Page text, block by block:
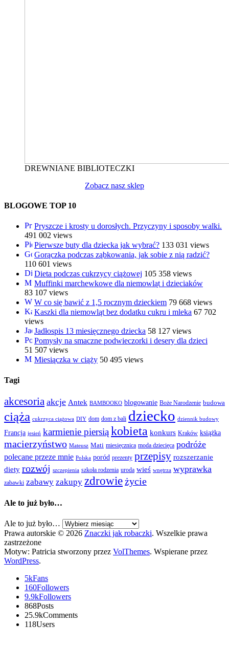
DREWNIANE BIBLIOTECZKI
Zobacz nasz sklep
BLOGOWE TOP 10
Pryszcze i krosty u dorosłych. Przyczyny i sposoby walki.
491 002 views
Pierwsze buty dla dziecka jak wybrać? 133 031 views
Gorączka podczas ząbkowania, jak sobie z nią radzić?
110 601 views
Dieta podczas cukrzycy ciążowej 105 358 views
Muffinki marchewkowe dla niemowląt i dzieciaków
83 107 views
W co się bawić z 1,5 rocznym dzieckiem 79 668 views
Kaszki dla niemowląt bez dodatku cukru i mleka 67 702
views
Jadłospis 13 miesięcznego dziecka 58 127 views
Pomysły na smaczne podwieczorki i desery dla dzieci
51 507 views
Miesiączka w ciąży 50 495 views
Tagi
akcesoria akcje Antek BAMBOOKO blogowanie Boże Narodzenie budowa
ciąża cukrzyca ciążowa DIY dom dom z bali dziecko dziennik budowy
Francja jesień karmienie piersiąkobieta konkurs Kraków książka
macierzyństwo Mateusz Mati miesięcznica moda dziecięca podróże
polecane przeze mnie Polska poród prezenty przepisy rozszerzanie
diety rozwój szczepienia szkoła rodzenia uroda wieś wnętrza wyprawka
zabawki zabawy zakupy zdrowieżycie
Ale to już było…
Ale to już było…
Prawa autorskie © 2026 Znaczki jak robaczki. Wszelkie prawa
zastrzeżone
Motyw: Patricia stworzony przez VolThemes. Wspierane przez
WordPress.
5kFans
160Followers
9.9kFollowers
868Posts
25.9kComments
118Users